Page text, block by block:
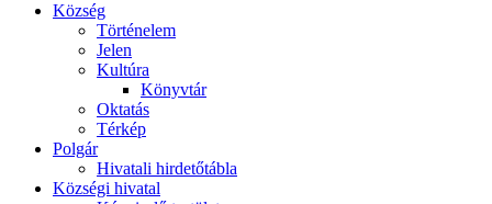
Község
Történelem
Jelen
Kultúra
Könyvtár
Oktatás
Térkép
Polgár
Hivatali hirdetőtábla
Községi hivatal